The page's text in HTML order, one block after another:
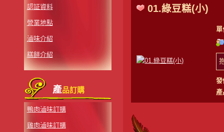
認証資料
營業地點
滷味介紹
糕餅介紹
產品訂購
鴨肉滷味訂購
雞肉滷味訂購
01.綠豆糕(小)
單
發